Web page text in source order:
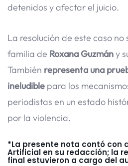
detenidos y afectar el juicio.
La resolución de este caso
familia de Roxana Guzmány
También representa una
ineludible para los
periodistas en un estado
por la violencia.
*La presente nota contó con
Artificial en su redacción; la
final estuvieron a cargo del